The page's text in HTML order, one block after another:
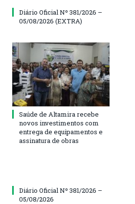
Diário Oficial Nº 381/2026 –
05/08/2026 (EXTRA)
Saúde de Altamira recebe
novos investimentos com
entrega de equipamentos e
assinatura de obras
Diário Oficial Nº 381/2026 –
05/08/2026